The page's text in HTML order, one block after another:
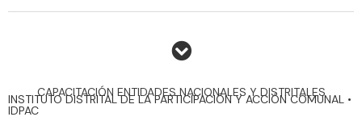
CAPACITACIÓN ENTIDADES NACIONALES Y DISTRITALES
INSTITUTO DISTRITAL DE LA PARTICIPACIÓN Y ACCIÓN COMUNAL •
IDPAC